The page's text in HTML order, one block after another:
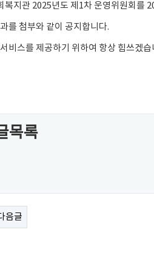
복지관 2025년도 제1차 운영위원회를
를 첨부와 같이 공지합니다.
비스를 제공하기 위하여 항상 힘쓰겠습
목록
음글